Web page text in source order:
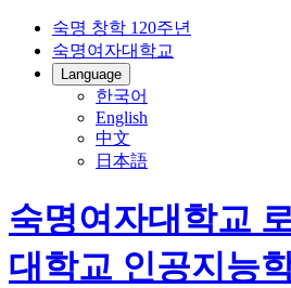
숙명 창학 120주년
숙명여자대학교
Language
한국어
English
中文
日本語
숙명여자대학교
대학교 인공지능